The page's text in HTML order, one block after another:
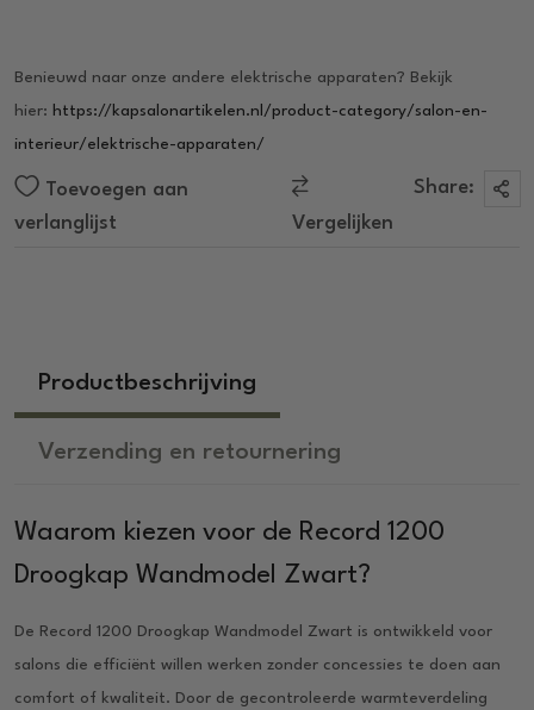
Benieuwd naar onze andere elektrische apparaten? Bekijk
hier: https://kapsalonartikelen.nl/product-category/salon-en-
interieur/elektrische-apparaten/
Toevoegen aan
verlanglijst
Vergelijken
Share:
Productbeschrijving
Verzending en retournering
Waarom kiezen voor de Record 1200
Droogkap Wandmodel Zwart?
De Record 1200 Droogkap Wandmodel Zwart is ontwikkeld voor
salons die efficiënt willen werken zonder concessies te doen aan
comfort of kwaliteit. Door de gecontroleerde warmteverdeling